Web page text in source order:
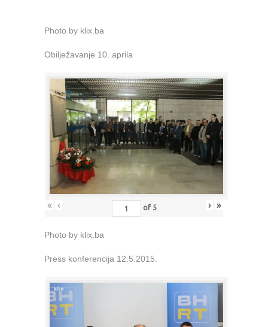
Photo by klix.ba
Obilježavanje 10. aprila
« ‹ of 5 › »
Photo by klix.ba
Press konferencija 12.5.2015.